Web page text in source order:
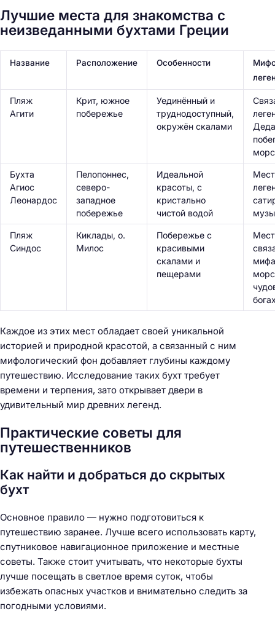
Лучшие места для знакомства с
неизведанными бухтами Греции
Название Расположение Особенности
Пляж
Агити
Крит, южное
побережье
Уединённый и
труднодоступный,
окружён скалами
Бухта
Агиос
Леонардос
Пелопоннес,
северо-
западное
побережье
Идеальной
красоты, с
кристально
чистой водой
Пляж
Синдос
Киклады, о.
Милос
Побережье с
красивыми
скалами и
пещерами
Каждое из этих мест обладает своей уникальной
историей и природной красотой, а связанный с ним
мифологический фон добавляет глубины каждому
путешествию. Исследование таких бухт требует
времени и терпения, зато открывает двери в
удивительный мир древних легенд.
Практические советы для
путешественников
Как найти и добраться до скрытых
бухт
Основное правило — нужно подготовиться к
путешествию заранее. Лучше всего использовать карту,
спутниковое навигационное приложение и местные
советы. Также стоит учитывать, что некоторые бухты
лучше посещать в светлое время суток, чтобы
избежать опасных участков и внимательно следить за
погодными условиями.